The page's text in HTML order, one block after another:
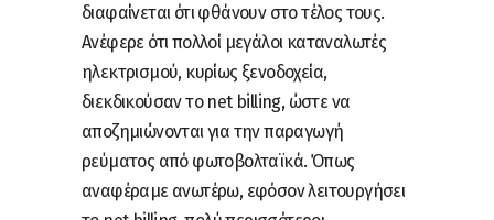
διαφαίνεται ότι φθάνουν στο τέλος τους.
Ανέφερε ότι πολλοί μεγάλοι καταναλωτές
ηλεκτρισμού, κυρίως ξενοδοχεία,
διεκδικούσαν τo net billing, ώστε να
αποζημιώνονται για την παραγωγή
ρεύματος από φωτοβολταϊκά. Όπως
αναφέραμε ανωτέρω, εφόσον λειτουργήσει